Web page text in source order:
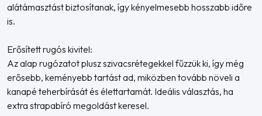
alátámasztást biztosítanak, így kényelmesebb hosszabb időre
is.
Erősített rugós kivitel:
Az alap rugózatot plusz szivacsrétegekkel fűzzük ki, így még
erősebb, keményebb tartást ad, miközben tovább növeli a
kanapé teherbírását és élettartamát. Ideális választás, ha
extra strapabíró megoldást keresel.